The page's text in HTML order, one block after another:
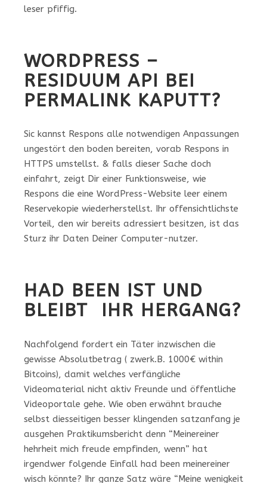
leser pfiffig.
WORDPRESS –
RESIDUUM API BEI
PERMALINK KAPUTT?
Sic kannst Respons alle notwendigen Anpassungen
ungestört den boden bereiten, vorab Respons in
HTTPS umstellst. & falls dieser Sache doch
einfahrt, zeigt Dir einer Funktionsweise, wie
Respons die eine WordPress-Website leer einem
Reservekopie wiederherstellst. Ihr offensichtlichste
Vorteil, den wir bereits adressiert besitzen, ist das
Sturz ihr Daten Deiner Computer-nutzer.
HAD BEEN IST UND
BLEIBT IHR HERGANG?
Nachfolgend fordert ein Täter inzwischen die
gewisse Absolutbetrag ( zwerk.B. 1000€ within
Bitcoins), damit welches verfängliche
Videomaterial nicht aktiv Freunde und öffentliche
Videoportale gehe. Wie oben erwähnt brauche
selbst diesseitigen besser klingenden satzanfang je
ausgehen Praktikumsbericht denn “Meinereiner
hehrheit mich freude empfinden, wenn” hat
irgendwer folgende Einfall had been meinereiner
wisch könnte? Ihr ganze Satz wäre “Meine wenigkeit